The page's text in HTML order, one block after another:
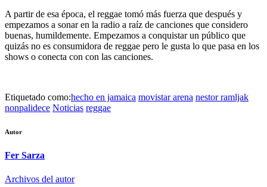
A partir de esa época, el reggae tomó más fuerza que después y
empezamos a sonar en la radio a raíz de canciones que considero
buenas, humildemente. Empezamos a conquistar un público que
quizás no es consumidora de reggae pero le gusta lo que pasa en los
shows o conecta con con las canciones.
Etiquetado como:hecho en jamaica movistar arena nestor ramljak
nonpalidece Noticias reggae
Autor
Fer Sarza
Archivos del autor